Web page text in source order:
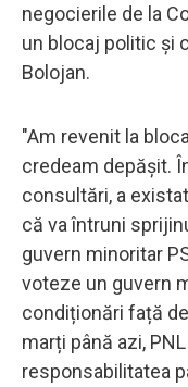
negocierile de la
un blocaj politic și
Bolojan.
"Am revenit la
credeam depășit.
consultări, a
că va întruni
guvern minoritar
voteze un guvern
condiționări față
marți până azi,
responsabilitatea